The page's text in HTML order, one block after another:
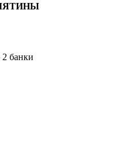
2 банки